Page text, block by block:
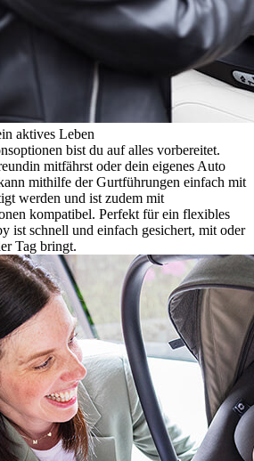
aktives Leben
bist du auf alles vorbereitet.
mitfährst oder dein eigenes Auto
mithilfe der Gurtführungen einfach mit
werden und ist zudem mit
kompatibel. Perfekt für ein flexibles
ist schnell und einfach gesichert, mit oder
Tag bringt.